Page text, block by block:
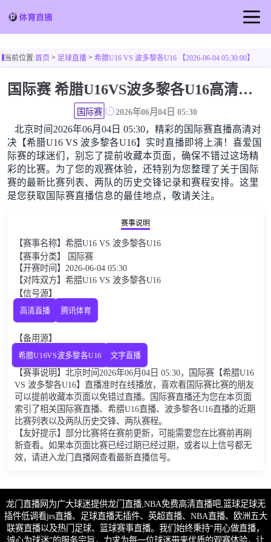
篮球直播
当前位置:首页> 足球直播> 希腊U16 VS 波多黎各U16 【2026-06-04 05:30:00】
国际赛 希腊U16VS波多黎各U16高清直播免费观看
国际赛 2026年06月04日 05:30
北京时间2026年06月04日 05:30，精彩的国际赛直播高清对
决【希腊U16 VS 波多黎各U16】实时直播即将上演！喜爱国
际赛的球迷们，别忘了提前收藏本页面，确保不错过这场精
彩的比赛。为了您的观赛体验，还特别为您整理了关于国际
赛的最新比赛列表、两队的历史交锋记录和赛程安排。这里
是您获取国际赛直播信息的最佳地点，敬请关注。
赛事说明
【赛事名称】希腊U16 VS 波多黎各U16
【赛事分类】 国际赛
【开赛时间】2026-06-04 05:30
【对阵双方】希腊U16 VS 波多黎各U16
【信号源】
高清直播 腾讯体育
【备用源】
希腊U16VS波多黎各U16 文字直播
【赛事说明】北京时间2026年06月04日 05:30，国际赛【希腊U16
VS 波多黎各U16】直播准时在线播放，喜欢看国际赛比赛的朋友
可以提前收藏本页面以免错过直播。国际赛直播还为您在本页面
索引了相关国际赛直播、希腊U16直播、波多黎各U16直播的近期
比赛列表以及两队历史交锋、两队赛程。
【友好提示】部分比赛将在赛前更新，可能需要您在比赛前再刷
新查看。如果本页面比赛已经过期已经过期，或者以上信号都无
效，请进入龙门直播网查看最新直播信号。
龙门直播网为广大球迷提供龙门直播,NBA免费高清直播吧,篮球足球无
插件低调看jrs直播、足球直播无插件、英超直播、NBA直播、欧洲五大
联赛直播以及热门足球、篮球赛事直播。我们始终秉持“用心做直播，